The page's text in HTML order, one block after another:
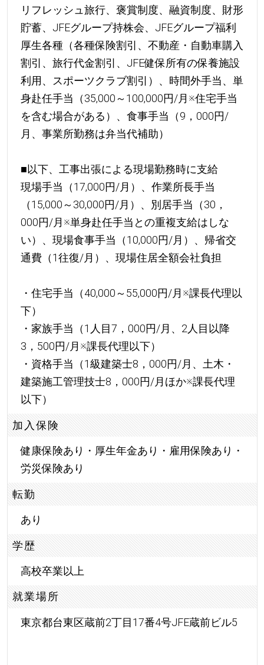
リフレッシュ旅行、褒賞制度、融資制度、財形
貯蓄、JFEグループ持株会、JFEグループ福利
厚生各種（各種保険割引、不動産・自動車購入
割引、旅行代金割引、JFE健保所有の保養施設
利用、スポーツクラブ割引）、時間外手当、単
身赴任手当（35,000～100,000円/月※住宅手当
を含む場合がある）、食事手当（9，000円/
月、事業所勤務は弁当代補助）
■以下、工事出張による現場勤務時に支給
現場手当（17,000円/月）、作業所長手当
（15,000～30,000円/月）、別居手当（30，
000円/月※単身赴任手当との重複支給はしな
い）、現場食事手当（10,000円/月）、帰省交
通費（1往復/月）、現場住居全額会社負担
・住宅手当（40,000～55,000円/月※課長代理以
下）
・家族手当（1人目7，000円/月、2人目以降
3，500円/月※課長代理以下）
・資格手当（1級建築士8，000円/月、土木・
建築施工管理技士8，000円/月ほか※課長代理
以下）
加入保険
健康保険あり・厚生年金あり・雇用保険あり・
労災保険あり
転勤
あり
学歴
高校卒業以上
就業場所
東京都台東区蔵前2丁目17番4号JFE蔵前ビル5